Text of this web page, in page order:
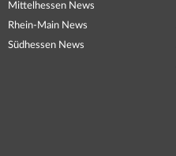
Mittelhessen News
Rhein-Main News
Südhessen News